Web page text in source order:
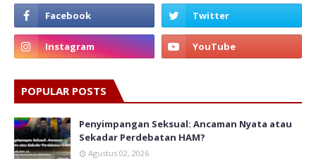
POPULAR POSTS
Penyimpangan Seksual: Ancaman Nyata atau
Sekadar Perdebatan HAM?
Agustus 02, 2026